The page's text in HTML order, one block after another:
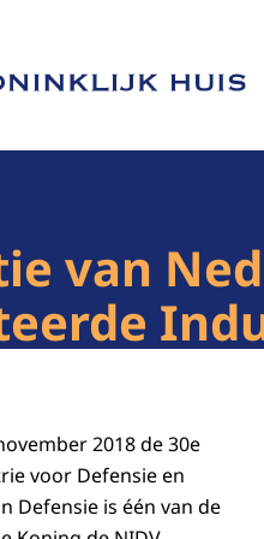
Huis
van
2018 de 30e
voor Defensie en
Defensie is één van de